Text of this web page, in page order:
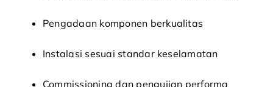
Pengadaan komponen berkualitas
Instalasi sesuai standar keselamatan
Commissioning dan pengujian performa